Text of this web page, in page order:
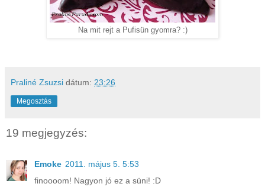
Na mit rejt a Pufisün gyomra? :)
Praliné Zsuzsi dátum: 23:26
Megosztás
19 megjegyzés:
Emoke 2011. május 5. 5:53
finoooom! Nagyon jó ez a süni! :D